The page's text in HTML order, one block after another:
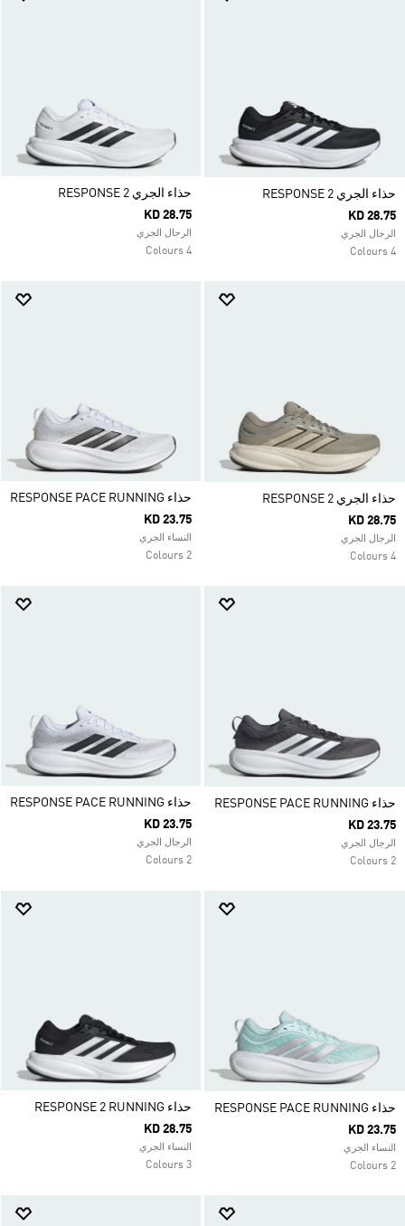
حذاء الجري RESPONSE 2
KD 28.75
الرجال الجري
4 Colours
حذاء الجري RESPONSE 2
KD 28.75
الرجال الجري
4 Colours
حذاء الجري RESPONSE 2
KD 28.75
الرجال الجري
4 Colours
حذاء RESPONSE PACE RUNNING
KD 23.75
النساء الجري
2 Colours
حذاء RESPONSE PACE RUNNING
KD 23.75
الرجال الجري
2 Colours
حذاء RESPONSE PACE RUNNING
KD 23.75
الرجال الجري
2 Colours
حذاء RESPONSE PACE RUNNING
KD 23.75
النساء الجري
2 Colours
حذاء RESPONSE 2 RUNNING
KD 28.75
النساء الجري
3 Colours